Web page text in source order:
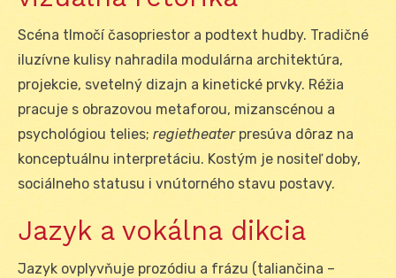
Scéna tlmočí časopriestor a podtext hudby. Tradičné
iluzívne kulisy nahradila modulárna architektúra,
projekcie, svetelný dizajn a kinetické prvky. Réžia
pracuje s obrazovou metaforou, mizanscénou a
psychológiou telies; regietheaterpresúva dôraz na
konceptuálnu interpretáciu. Kostým je nositeľ doby,
sociálneho statusu i vnútorného stavu postavy.
Jazyk a vokálna dikcia
Jazyk ovplyvňuje prozódiu a frázu (taliančina –